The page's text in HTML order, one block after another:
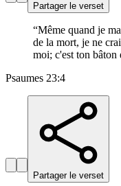
Partager le verset
“Même quand je
de la mort, je ne
moi; c'est ton bâton
Psaumes 23:4
Partager le verset